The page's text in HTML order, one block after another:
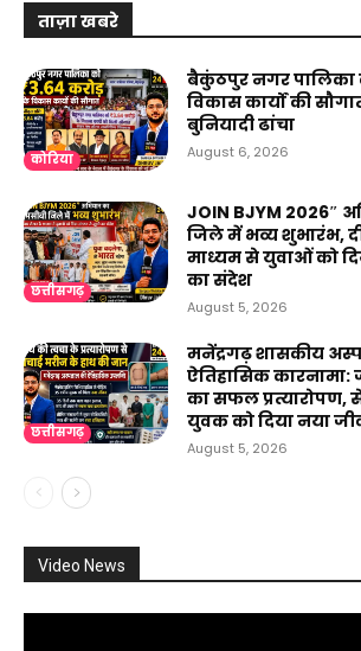
ताज़ा खबरे
कोरिया
बैकुंठपुर नगर पालिका
विकास कार्यों की
बुनियादी ढांचा
August 6, 2026
छत्तीसगढ़
JOIN BJYM 2026″
जिले में भव्य शुभारंभ,
माध्यम से युवाओं को
का संदेश
August 5, 2026
छत्तीसगढ़
मनेंद्रगढ़ शासकीय
ऐतिहासिक कारनामा:
का सफल प्रत्यारोपण,
युवक को दिया नया
August 5, 2026
Video News